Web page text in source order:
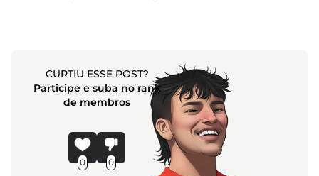
CURTIU ESSE POST?
Participe e suba no rank
de membros
0 0